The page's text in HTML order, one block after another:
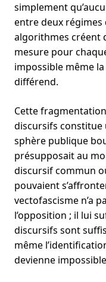
simplement
entre deux régimes
algorithmes créent
mesure pour
impossible même la
différend.
Cette
discursifs constitue
sphère publique
présupposait au
discursif commun
pouvaient
vectofascisme n’a
l’opposition ; il lui
discursifs sont
même
devienne